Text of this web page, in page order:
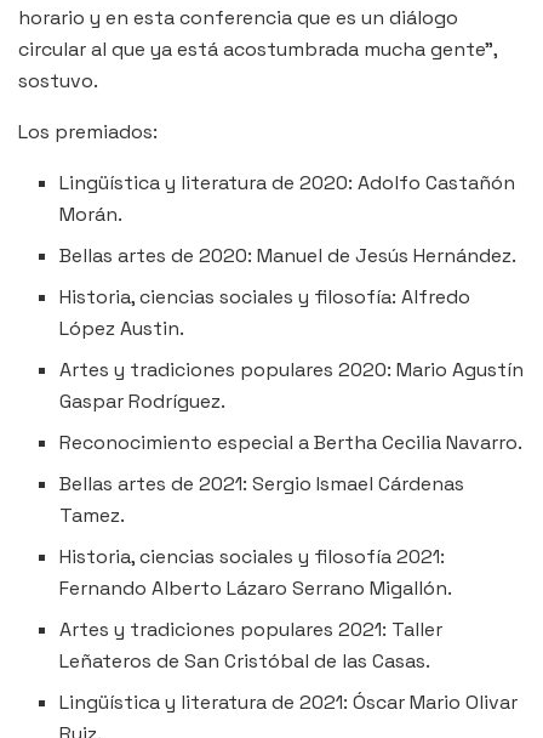
horario y en esta conferencia que es un diálogo
circular al que ya está acostumbrada mucha gente”,
sostuvo.
Los premiados:
Lingüística y literatura de 2020: Adolfo Castañón
Morán.
Bellas artes de 2020: Manuel de Jesús Hernández.
Historia, ciencias sociales y filosofía: Alfredo
López Austin.
Artes y tradiciones populares 2020: Mario Agustín
Gaspar Rodríguez.
Reconocimiento especial a Bertha Cecilia Navarro.
Bellas artes de 2021: Sergio Ismael Cárdenas
Tamez.
Historia, ciencias sociales y filosofía 2021:
Fernando Alberto Lázaro Serrano Migallón.
Artes y tradiciones populares 2021: Taller
Leñateros de San Cristóbal de las Casas.
Lingüística y literatura de 2021: Óscar Mario Olivar